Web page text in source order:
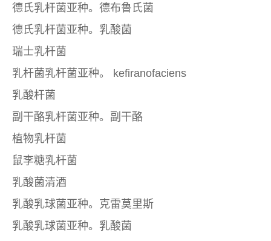
德氏乳杆菌亚种。德布鲁氏菌
德氏乳杆菌亚种。乳酸菌
瑞士乳杆菌
乳杆菌乳杆菌亚种。 kefiranofaciens
乳酸杆菌
副干酪乳杆菌亚种。副干酪
植物乳杆菌
鼠李糖乳杆菌
乳酸菌清酒
乳酸乳球菌亚种。克雷莫里斯
乳酸乳球菌亚种。乳酸菌